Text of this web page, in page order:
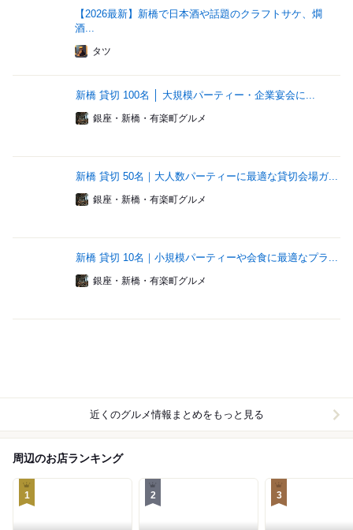
【2026最新】新橋で日本酒や話題のクラフトサケ、燗
酒...
タツ
新橋 貸切 100名 │ 大規模パーティー・企業宴会に...
銀座・新橋・有楽町グルメ
新橋 貸切 50名｜大人数パーティーに最適な貸切会場ガ...
銀座・新橋・有楽町グルメ
新橋 貸切 10名｜小規模パーティーや会食に最適なプラ...
銀座・新橋・有楽町グルメ
近くのグルメ情報まとめをもっと見る
周辺のお店ランキング
1 2 3